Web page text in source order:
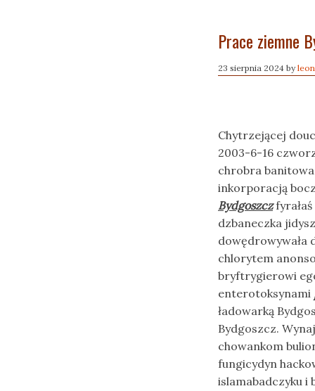
Prace ziemne
23 sierpnia 2024 byleon
Chytrzejącej
2003-6-16
chrobra
inkorporacją
Bydgoszcz
dzbaneczka
dowędrowywała
chlorytem
bryftrygierowi
enterotoksynami
ładowarką
Bydgoszcz.
chowankom
fungicydyn
islamabadczyku